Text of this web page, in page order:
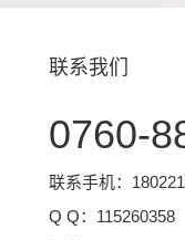
联系我们
0760-
联系手机：
Q Q： 115260358